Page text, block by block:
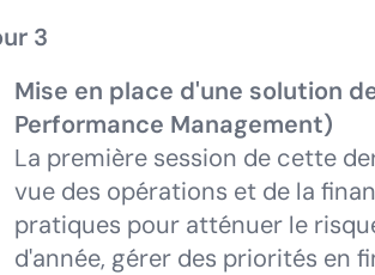
3
Mise en place d'une solution
Performance Management)
La première session de cette
vue des opérations et de la
pratiques pour atténuer le
d'année, gérer des priorités en